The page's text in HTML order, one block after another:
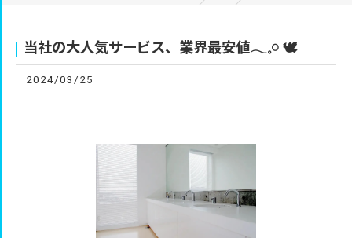
当社の大人気サービス、業界最安値𓂃𓈒𓏸︎︎︎︎ 🕊
2024/03/25